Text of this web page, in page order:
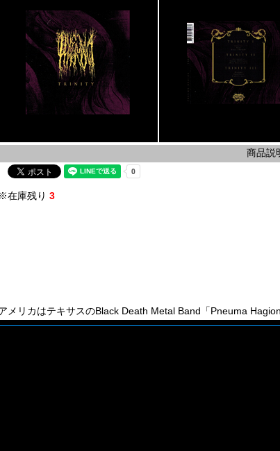
商品説
※在庫残り 3
メリカはテキサスのBlack Death Metal Band「Pneuma